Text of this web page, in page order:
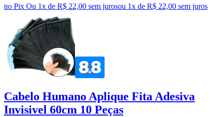
no Pix Ou 1x de R$ 22,00 sem jurosou 1x de R$ 22,00 sem juros
Cabelo Humano Aplique Fita Adesiva
Invisivel 60cm 10 Peças